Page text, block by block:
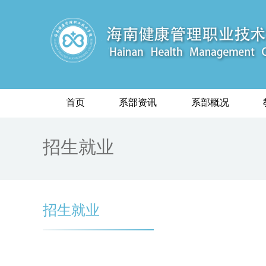
首页 系部资讯 系部概况
招生就业
招生就业